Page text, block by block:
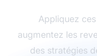
Appliquez
augmentez les
des stratégies